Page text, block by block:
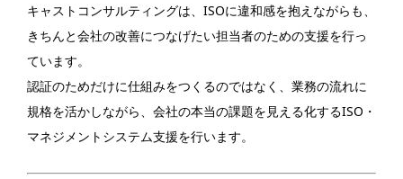
キャストコンサルティングは、ISOに違和感を抱えながらも、
きちんと会社の改善につなげたい担当者のための支援を行っ
ています。
認証のためだけに仕組みをつくるのではなく、業務の流れに
規格を活かしながら、会社の本当の課題を見える化するISO・
マネジメントシステム支援を行います。